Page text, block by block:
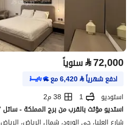
⃁72,000 سنوياً
ادفع شهرياً⃁
6,420مع
استوديو
1
38 م2
استديو مؤثث بالقرب من برج المملكة - ساتل 107
شارع العليا، حي الورود، شمال الرياض، الرياض